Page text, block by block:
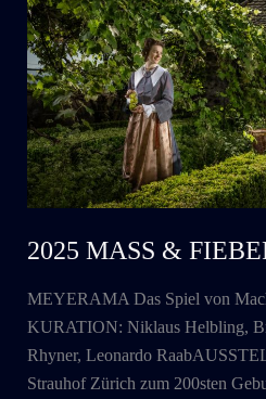
2025 MASS &
MEYERAMA Das Spiel von
KURATION: Niklaus Helbling,
Rhyner, Leonardo
Strauhof Zürich zum 200sten